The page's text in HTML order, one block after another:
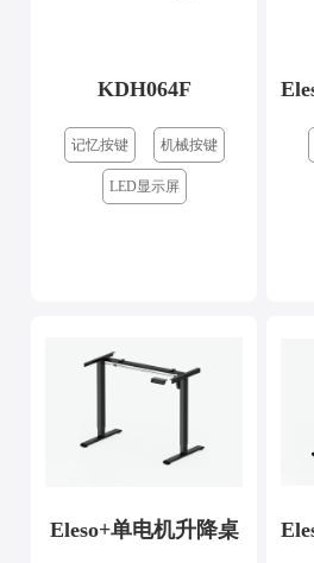
KDH064F
记忆按键 机械按键
LED显示屏
Eleso+单电机升降桌